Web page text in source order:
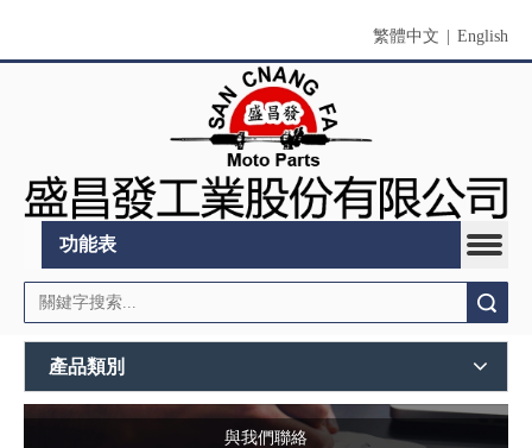
繁體中文 English
功能表
產品類別
與我們聯絡